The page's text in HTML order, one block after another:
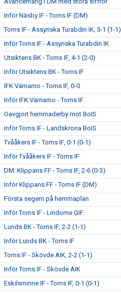
Inför Näsby IF - Torns IF (DM)
Torns IF - Assyriska Turabdin IK, 3-1 (1-1)
Inför Torns IF - Assyriska Turabdin IK
Utsiktens BK - Torns IF, 4-1 (2-0)
Inför Utsiktens BK - Torns IF
IFK Värnamo - Torns IF, 0-0
Inför IFK Värnamo - Torns IF
Oavgjort hemmaderby mot BoIS
Inför Torns IF - Landskrona BoIS
Tvååkers IF - Torns IF, 0-1 (0-1)
Inför Tvååkers IF - Torns IF
DM: Klippans FF - Torns IF, 2-6 (0-3)
Inför Klippans FF - Torns IF (DM)
Första segern på hemmaplan
Inför Torns IF - Lindome GIF
Lunds BK - Torns IF, 2-2 (1-1)
Inför Lunds BK - Torns IF
Torns IF - Skövde AIK, 2-2 (1-1)
Inför Torns IF - Skövde AIK
Eskilsminne IF - Torns IF, 0-1 (0-1)